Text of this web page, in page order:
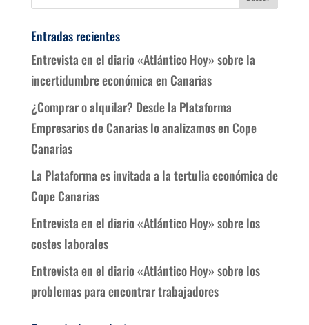
Entradas recientes
Entrevista en el diario «Atlántico Hoy» sobre la
incertidumbre económica en Canarias
¿Comprar o alquilar? Desde la Plataforma
Empresarios de Canarias lo analizamos en Cope
Canarias
La Plataforma es invitada a la tertulia económica de
Cope Canarias
Entrevista en el diario «Atlántico Hoy» sobre los
costes laborales
Entrevista en el diario «Atlántico Hoy» sobre los
problemas para encontrar trabajadores